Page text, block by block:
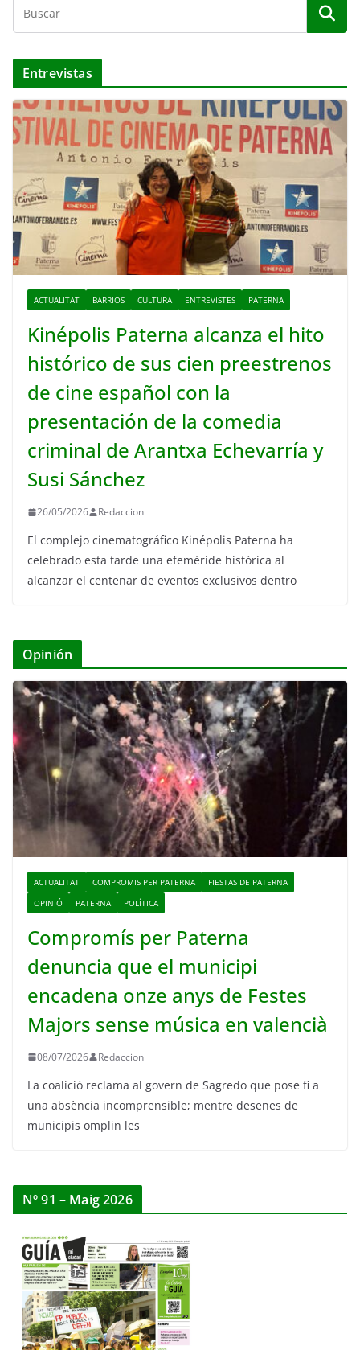
Entrevistas
ACTUALITAT BARRIOS CULTURA ENTREVISTES PATERNA
Kinépolis Paterna alcanza el hito
histórico de sus cien preestrenos
de cine español con la
presentación de la comedia
criminal de Arantxa Echevarría y
Susi Sánchez
26/05/2026 Redaccion
El complejo cinematográfico Kinépolis Paterna ha
celebrado esta tarde una efeméride histórica al
alcanzar el centenar de eventos exclusivos dentro
Opinión
ACTUALITAT COMPROMIS PER PATERNA
FIESTAS DE PATERNA
OPINIÓ
PATERNA POLÍTICA
Compromís per Paterna
denuncia que el municipi
encadena onze anys de Festes
Majors sense música en valencià
08/07/2026 Redaccion
La coalició reclama al govern de Sagredo que pose fi a
una absència incomprensible; mentre desenes de
municipis omplin les
Nº 91 – Maig 2026